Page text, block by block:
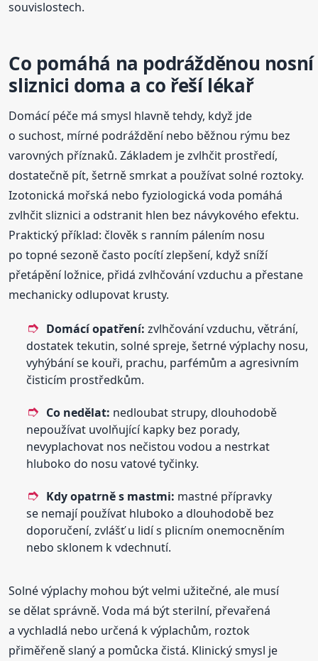
souvislostech.
Co pomáhá na podrážděnou nosní
sliznici doma a co řeší lékař
Domácí péče má smysl hlavně tehdy, když jde
o suchost, mírné podráždění nebo běžnou rýmu bez
varovných příznaků. Základem je zvlhčit prostředí,
dostatečně pít, šetrně smrkat a používat solné roztoky.
Izotonická mořská nebo fyziologická voda pomáhá
zvlhčit sliznici a odstranit hlen bez návykového efektu.
Praktický příklad: člověk s ranním pálením nosu
po topné sezoně často pocítí zlepšení, když sníží
přetápění ložnice, přidá zvlhčování vzduchu a přestane
mechanicky odlupovat krusty.
Domácí opatření: zvlhčování vzduchu, větrání,
dostatek tekutin, solné spreje, šetrné výplachy nosu,
vyhýbání se kouři, prachu, parfémům a agresivním
čisticím prostředkům.
Co nedělat: nedloubat strupy, dlouhodobě
nepoužívat uvolňující kapky bez porady,
nevyplachovat nos nečistou vodou a nestrkat
hluboko do nosu vatové tyčinky.
Kdy opatrně s mastmi: mastné přípravky
se nemají používat hluboko a dlouhodobě bez
doporučení, zvlášť u lidí s plicním onemocněním
nebo sklonem k vdechnutí.
Solné výplachy mohou být velmi užitečné, ale musí
se dělat správně. Voda má být sterilní, převařená
a vychladlá nebo určená k výplachům, roztok
přiměřeně slaný a pomůcka čistá. Klinický smysl je